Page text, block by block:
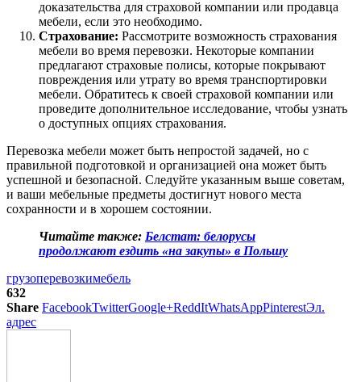
доказательства для страховой компании или продавца
мебели, если это необходимо.
Страхование: Рассмотрите возможность страхования
мебели во время перевозки. Некоторые компании
предлагают страховые полисы, которые покрывают
повреждения или утрату во время транспортировки
мебели. Обратитесь к своей страховой компании или
проведите дополнительное исследование, чтобы узнать
о доступных опциях страхования.
Перевозка мебели может быть непростой задачей, но с
правильной подготовкой и организацией она может быть
успешной и безопасной. Следуйте указанным выше советам,
и ваши мебельные предметы достигнут нового места
сохранности и в хорошем состоянии.
Читайте также: Белстат: белорусы
продолжают ездить «на закупы» в Польшу
грузоперевозкимебель
632
Share FacebookTwitterGoogle+ReddItWhatsAppPinterestЭл.
адрес